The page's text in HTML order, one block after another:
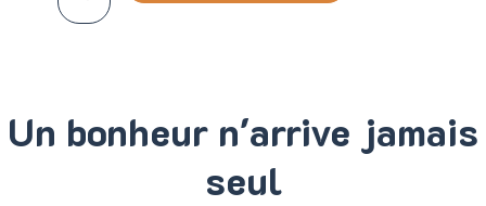
BON
Valence
Un bonheur n'arrive jamais
seul